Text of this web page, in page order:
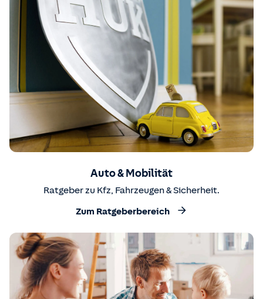
Auto & Mobilität
Ratgeber zu Kfz, Fahrzeugen & Sicherheit.
Zum Ratgeberbereich